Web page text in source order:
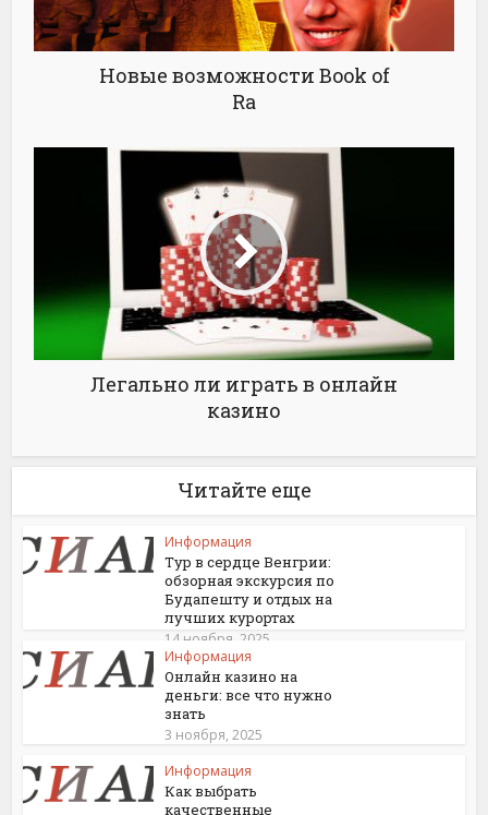
Новые возможности Book of
Ra
Легально ли играть в онлайн
казино
Читайте еще
Информация
Тур в сердце Венгрии:
обзорная экскурсия по
Будапешту и отдых на
лучших курортах
14 ноября, 2025
Информация
Онлайн казино на
деньги: все что нужно
знать
3 ноября, 2025
Информация
Как выбрать
качественные